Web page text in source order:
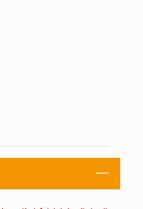
迪森容園酒店
天台山入口處。酒店
性建築，提供結合禪
務。其周邊有國清寺
樣化的住宿、餐飲及
凡體驗。